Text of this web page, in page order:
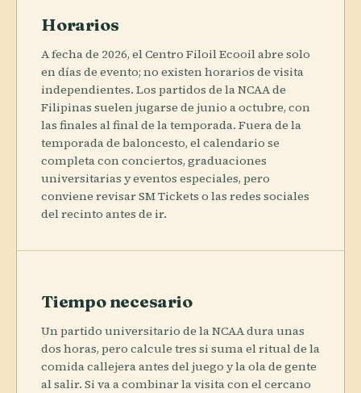
Horarios
A fecha de 2026, el Centro Filoil Ecooil abre solo
en días de evento; no existen horarios de visita
independientes. Los partidos de la NCAA de
Filipinas suelen jugarse de junio a octubre, con
las finales al final de la temporada. Fuera de la
temporada de baloncesto, el calendario se
completa con conciertos, graduaciones
universitarias y eventos especiales, pero
conviene revisar SM Tickets o las redes sociales
del recinto antes de ir.
Tiempo necesario
Un partido universitario de la NCAA dura unas
dos horas, pero calcule tres si suma el ritual de la
comida callejera antes del juego y la ola de gente
al salir. Si va a combinar la visita con el cercano